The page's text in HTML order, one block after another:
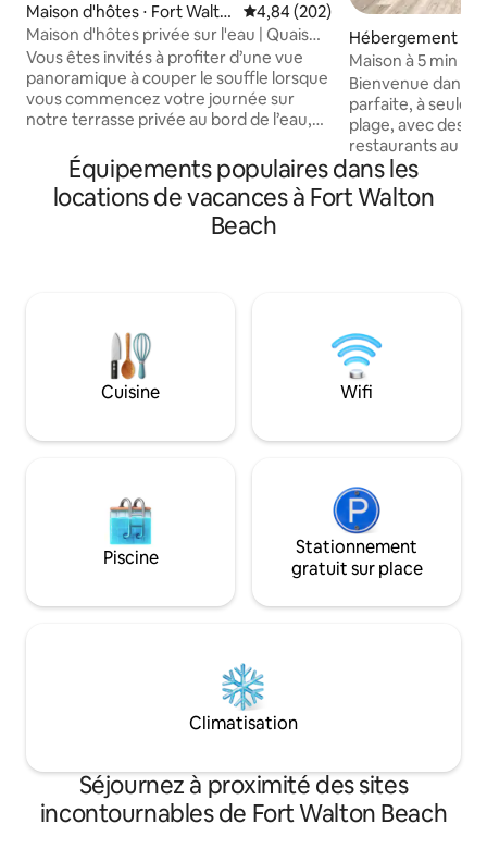
Maison d'hôtes ⋅ Fort Walto
n Beach
Évaluation moyenne sur la
4,84 (202)
Maison d'hôtes privée sur l'eau | Quais
pour bateaux !
Vous êtes invités à profiter d’une vue
panoramique à couper le souffle lorsque
vous commencez votre journée sur
notre terrasse privée au bord de l’eau,
maison de plage propose 1 lit Queen Size
dans la chambre, un lit superposé avec
un lit simple et un lit double, et le canapé
du séjour est un canapé-lit convertible
Le logement entier ✯ Boat Slips Parking
✯ pour caravanes ✯ Quai sur
deux niveaux Adapté aux✔ chiens ✔
connectés
Hébergement ⋅
Beach
Maison à 5 min
terrasse,
Bienvenue dans
parfaite, à
plage, avec des
restaurants au
porte. Détendez-
charmante
est parfaite pour
proximité,
après la tombée
vous détendre
vous avez besoin
escapade
Équipements populaires dans les
locations de vacances à Fort Walton
Beach
Cuisine Wifi
Piscine
Stationnement
gratuit sur place
Climatisation
Séjournez à proximité des sites
incontournables de Fort Walton Beach